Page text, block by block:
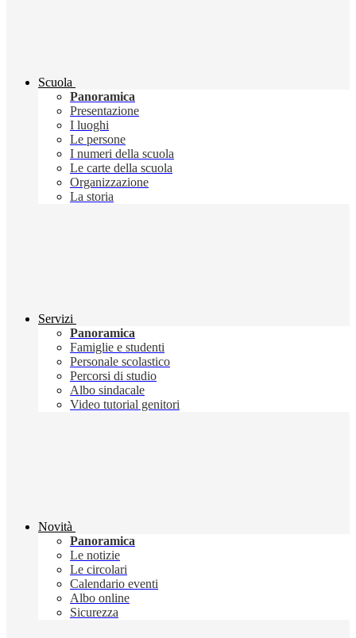
Scuola
Panoramica
Presentazione
I luoghi
Le persone
I numeri della scuola
Le carte della scuola
Organizzazione
La storia
Servizi
Panoramica
Famiglie e studenti
Personale scolastico
Percorsi di studio
Albo sindacale
Video tutorial genitori
Novità
Panoramica
Le notizie
Le circolari
Calendario eventi
Albo online
Sicurezza